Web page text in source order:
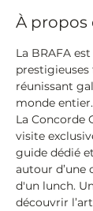
À propos
La BRAFA
prestigieuses
réunissant
monde entier.
La Concorde
visite
guide dédié
autour d’une
d'un lunch.
découvrir